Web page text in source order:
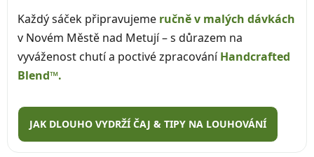
Každý sáček připravujeme ručně v malých dávkách
v Novém Městě nad Metují – s důrazem na
vyváženost chutí a poctivé zpracováníHandcrafted
Blend™.
JAK DLOUHO VYDRŽÍ ČAJ & TIPY NA LOUHOVÁNÍ